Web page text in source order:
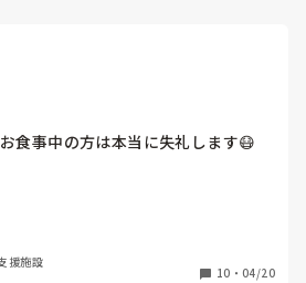
食事中の方は本当に失礼します😷
います。急にくるときもあります。
されていますとかお聞きすると急
るのかな？｣と思ってしまいます。
援施設
10 ・ 04/20